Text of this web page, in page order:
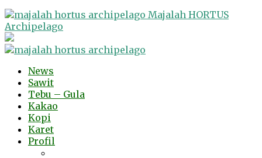
Majalah HORTUS
Archipelago
News
Sawit
Tebu – Gula
Kakao
Kopi
Karet
Profil